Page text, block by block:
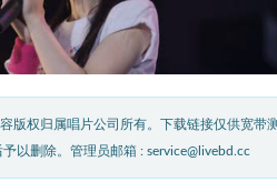
版权归属唱片公司所有。下载链接仅供宽带
以删除。管理员邮箱 : service@livebd.cc